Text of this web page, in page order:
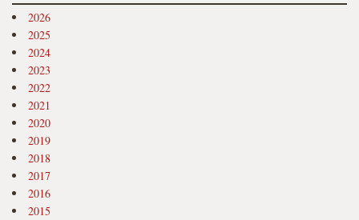
2026
2025
2024
2023
2022
2021
2020
2019
2018
2017
2016
2015